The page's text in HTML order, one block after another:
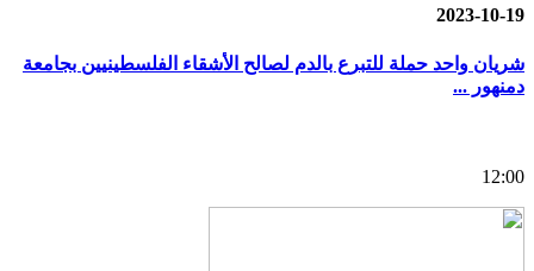
2023-10-19
شريان واحد حملة للتبرع بالدم لصالح الأشقاء الفلسطينيين بجامعة
دمنهور ...
12:00